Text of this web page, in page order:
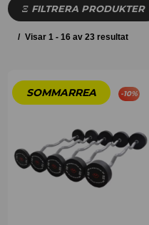
FILTRERA PRODUKTER
Visar 1 - 16 av 23 resultat
-10%